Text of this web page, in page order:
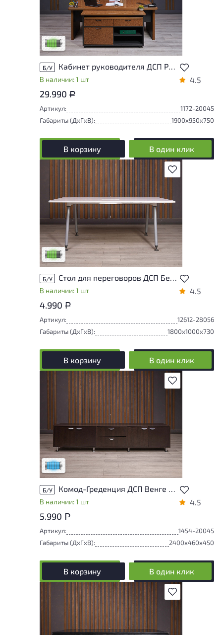
У товара присутствуют незначительные
следы эксплуатации, не влияющие на
удобство его использования
Низкая степень износа
Б/У Кабинет руководителя ДСП Радика Россия
В наличии: 1 шт 4.5
29.990 Р
Артикул:
1172-20045
Габариты (ДxГxВ):
1900x950x750
В корзину В один клик
В избранное
У товара присутствуют незначительные
следы эксплуатации, не влияющие на
удобство его использования
Низкая степень износа
Б/У Стол для переговоров ДСП Белый Россия
В наличии: 1 шт 4.5
4.990 Р
Артикул:
12612-28056
Габариты (ДxГxВ):
1800x1000x730
В корзину В один клик
В избранное
Состояние товара приближено к новому,
могут присутствовать незначительные
следы эксплуатации
Низкая степень износа
Б/У Комод-Греденция ДСП Венге Россия
В наличии: 1 шт 4.5
5.990 Р
Артикул:
1454-20045
Габариты (ДxГxВ):
2400x460x450
В корзину В один клик
В избранное